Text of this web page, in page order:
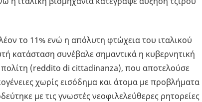
το 11% ενώ η απόλυτη φτώχεια του ιταλικού
κατάσταση συνέβαλε σημαντικά η κυβερνητική
(reddito di cittadinanza), που αποτελούσε
χωρίς εισόδημα και άτομα με προβλήματα
με τις γνωστές νεοφιλελεύθερες ρητορείες